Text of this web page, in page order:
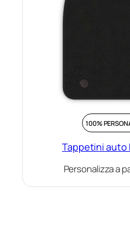
100%
Tappetini auto
Personalizza a